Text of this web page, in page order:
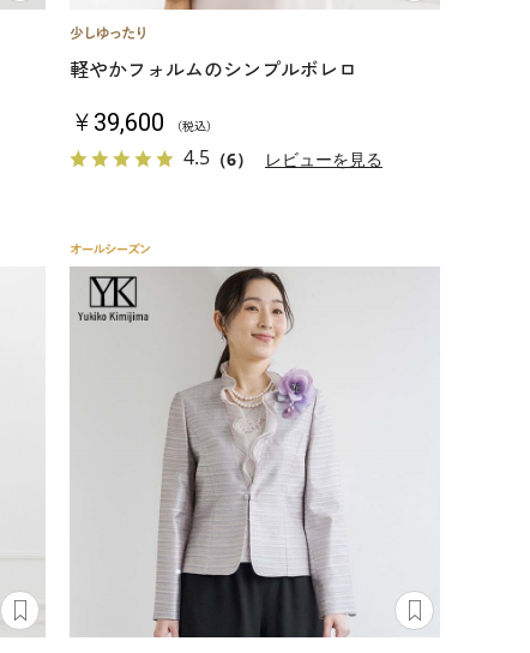
軽やかフォルムのシンプルボレロ
￥39,600 （税込）
4.5（6） レビューを見る